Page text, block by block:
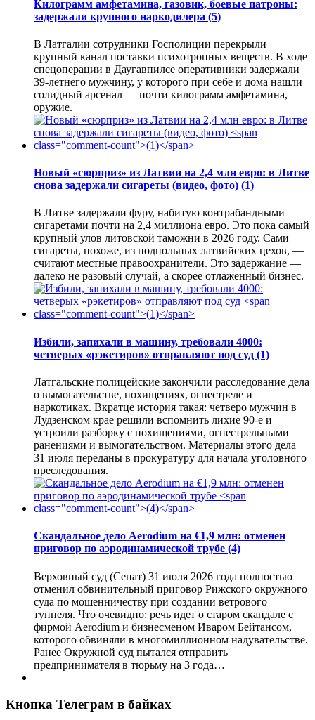
Килограмм амфетамина, газовик, боевые патроны:
задержали крупного наркодилера (5)
В Латгалии сотрудники Госполиции перекрыли
крупный канал поставки психотропных веществ. В ходе
спецоперации в Даугавпилсе оперативники задержали
39-летнего мужчину, у которого при себе и дома нашли
солидный арсенал — почти килограмм амфетамина,
оружие.
Новый «сюрприз» из Латвии на 2,4 млн евро: в Литве
снова задержали сигареты (видео, фото) (1)
В Литве задержали фуру, набитую контрабандными
сигаретами почти на 2,4 миллиона евро. Это пока самый
крупный улов литовской таможни в 2026 году. Сами
сигареты, похоже, из подпольных латвийских цехов, —
считают местные правоохранители. Это задержание —
далеко не разовый случай, а скорее отлаженный бизнес.
Избили, запихали в машину, требовали 4000:
четверых «рэкетиров» отправляют под суд (1)
Латгальские полицейские закончили расследование дела
о вымогательстве, похищениях, огнестреле и
наркотиках. Вкратце история такая: четверо мужчин в
Лудзенском крае решили вспомнить лихие 90-е и
устроили разборку с похищениями, огнестрельными
ранениями и вымогательством. Материалы этого дела
31 июля переданы в прокуратуру для начала уголовного
преследования.
Скандальное дело Aerodium на €1,9 млн: отменен
приговор по аэродинамической трубе (4)
Верховный суд (Сенат) 31 июля 2026 года полностью
отменил обвинительный приговор Рижского окружного
суда по мошенничеству при создании ветрового
туннеля. Что очевидно: речь идет о старом скандале с
фирмой Aerodium и бизнесменом Иваром Бейтансом,
которого обвиняли в многомиллионном надувательстве.
Ранее Окружной суд пытался отправить
предпринимателя в тюрьму на 3 года…
Кнопка Телеграм в байках